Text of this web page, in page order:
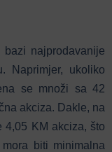
najprodavanije
Naprimjer, ukoliko
se množi sa 42
akciza. Dakle, na
4,05 KM akciza, što
biti minimalna